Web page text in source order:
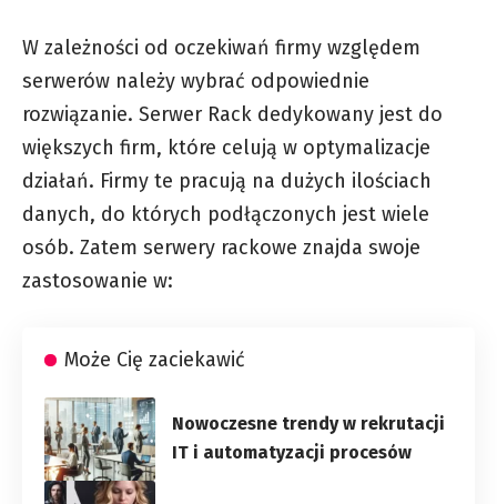
W zależności od oczekiwań firmy względem
serwerów należy wybrać odpowiednie
rozwiązanie. Serwer Rack dedykowany jest do
większych firm, które celują w optymalizacje
działań. Firmy te pracują na dużych ilościach
danych, do których podłączonych jest wiele
osób. Zatem serwery rackowe znajda swoje
zastosowanie w:
Może Cię zaciekawić
Nowoczesne trendy w rekrutacji
IT i automatyzacji procesów